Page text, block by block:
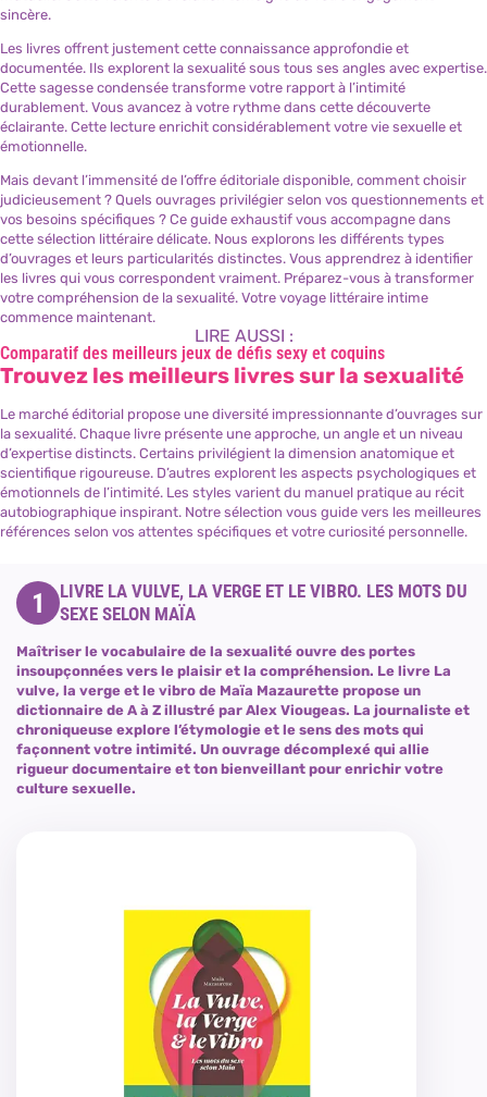
sincère.
Les livres offrent justement cette connaissance approfondie et
documentée. Ils explorent la sexualité sous tous ses angles avec expertise.
Cette sagesse condensée transforme votre rapport à l’intimité
durablement. Vous avancez à votre rythme dans cette découverte
éclairante. Cette lecture enrichit considérablement votre vie sexuelle et
émotionnelle.
Mais devant l’immensité de l’offre éditoriale disponible, comment choisir
judicieusement ? Quels ouvrages privilégier selon vos questionnements et
vos besoins spécifiques ? Ce guide exhaustif vous accompagne dans
cette sélection littéraire délicate. Nous explorons les différents types
d’ouvrages et leurs particularités distinctes. Vous apprendrez à identifier
les livres qui vous correspondent vraiment. Préparez-vous à transformer
votre compréhension de la sexualité. Votre voyage littéraire intime
commence maintenant.
LIRE AUSSI :
Comparatif des meilleurs jeux de défis sexy et coquins
Trouvez les meilleurs livres sur la sexualité
Le marché éditorial propose une diversité impressionnante d’ouvrages sur
la sexualité. Chaque livre présente une approche, un angle et un niveau
d’expertise distincts. Certains privilégient la dimension anatomique et
scientifique rigoureuse. D’autres explorent les aspects psychologiques et
émotionnels de l’intimité. Les styles varient du manuel pratique au récit
autobiographique inspirant. Notre sélection vous guide vers les meilleures
références selon vos attentes spécifiques et votre curiosité personnelle.
1
LIVRE LA VULVE, LA VERGE ET LE VIBRO. LES MOTS DU
SEXE SELON MAÏA
Maîtriser le vocabulaire de la sexualité ouvre des portes
insoupçonnées vers le plaisir et la compréhension. Le livre La
vulve, la verge et le vibro de Maïa Mazaurette propose un
dictionnaire de A à Z illustré par Alex Viougeas. La journaliste et
chroniqueuse explore l’étymologie et le sens des mots qui
façonnent votre intimité. Un ouvrage décomplexé qui allie
rigueur documentaire et ton bienveillant pour enrichir votre
culture sexuelle.